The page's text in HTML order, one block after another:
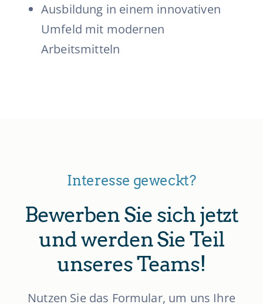
Ausbildung in einem innovativen
Umfeld mit modernen
Arbeitsmitteln
Interesse geweckt?
Bewerben Sie sich jetzt
und werden Sie Teil
unseres Teams!
Nutzen Sie das Formular, um uns Ihre